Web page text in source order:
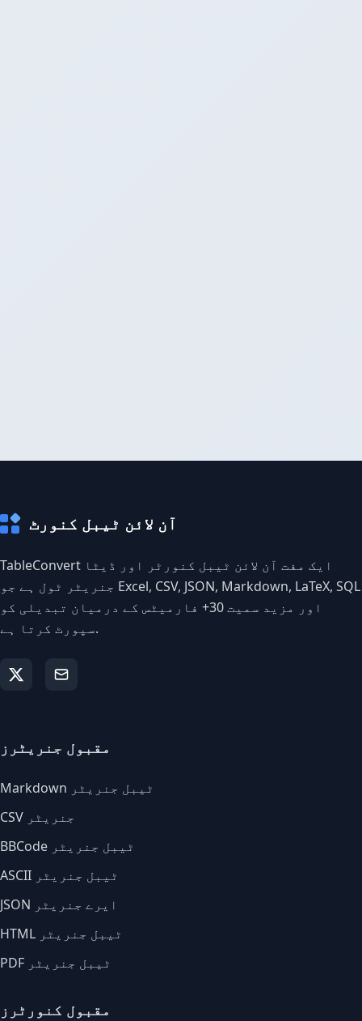
آن لائن ٹیبل کنورٹ
TableConvert ایک مفت آن لائن ٹیبل کنورٹر اور ڈیٹا
جنریٹر ٹول ہے جو Excel, CSV, JSON, Markdown, LaTeX, SQL
اور مزید سمیت 30+ فارمیٹس کے درمیان تبدیلی کو
سپورٹ کرتا ہے.
مقبول جنریٹرز
Markdown ٹیبل جنریٹر
CSV جنریٹر
BBCode ٹیبل جنریٹر
ASCII ٹیبل جنریٹر
JSON ایرے جنریٹر
HTML ٹیبل جنریٹر
PDF ٹیبل جنریٹر
مقبول کنورٹرز